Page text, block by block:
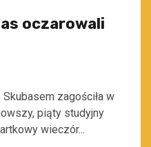
oczarowali
zagościła w
piąty studyjny
wieczór...